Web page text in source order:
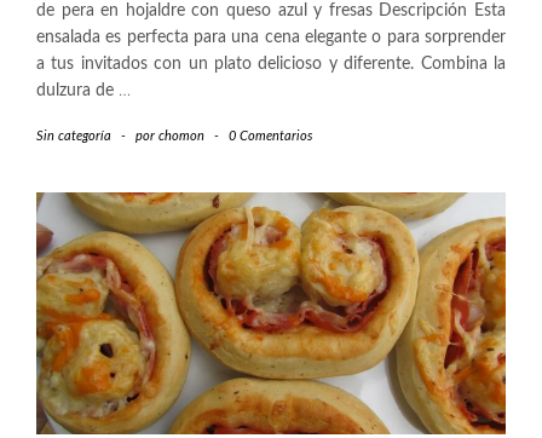
de pera en hojaldre con queso azul y fresas Descripción Esta
ensalada es perfecta para una cena elegante o para sorprender
a tus invitados con un plato delicioso y diferente. Combina la
dulzura de …
Sin categoría - por chomon - 0 Comentarios